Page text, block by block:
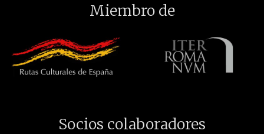
Miembro de
Socios colaboradores